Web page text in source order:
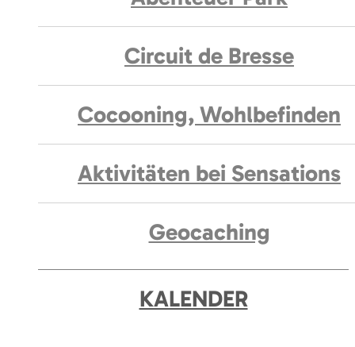
Circuit de Bresse
Cocooning, Wohlbefinden
Aktivitäten bei Sensations
Geocaching
KALENDER